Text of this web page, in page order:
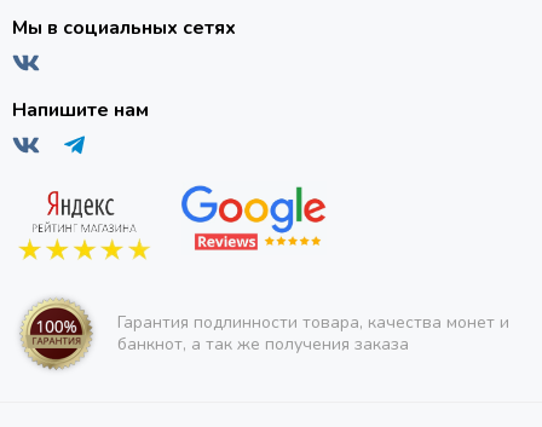
Мы в социальных сетях
Напишите нам
Гарантия подлинности товара, качества монет и
банкнот, а так же получения заказа